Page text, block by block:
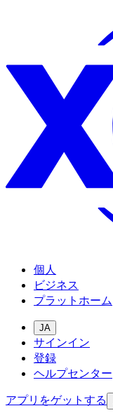
個人
ビジネス
プラットホーム
JA
サインイン
登録
ヘルプセンター
アプリをゲットする